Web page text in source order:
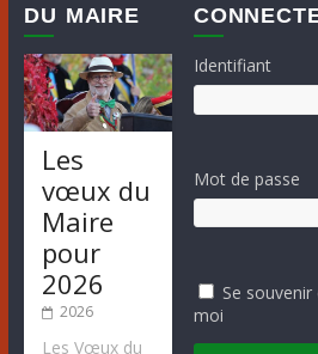
DU MAIRE
Les
vœux du
Maire
pour
2026
2026
Les Vœux du
Identifiant
Mot de passe
Se souvenir
moi